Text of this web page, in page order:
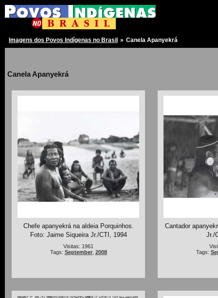
Imagens dos Povos Indígenas no Brasil » Canela Apanyekrá
Canela Apanyekrá
Chefe apanyekrá na aldeia Porquinhos.
Foto: Jaime Siqueira Jr./CTI, 1994
Visitas: 1961
Tags: September, 2008
Cantador
Jr./
Tags: